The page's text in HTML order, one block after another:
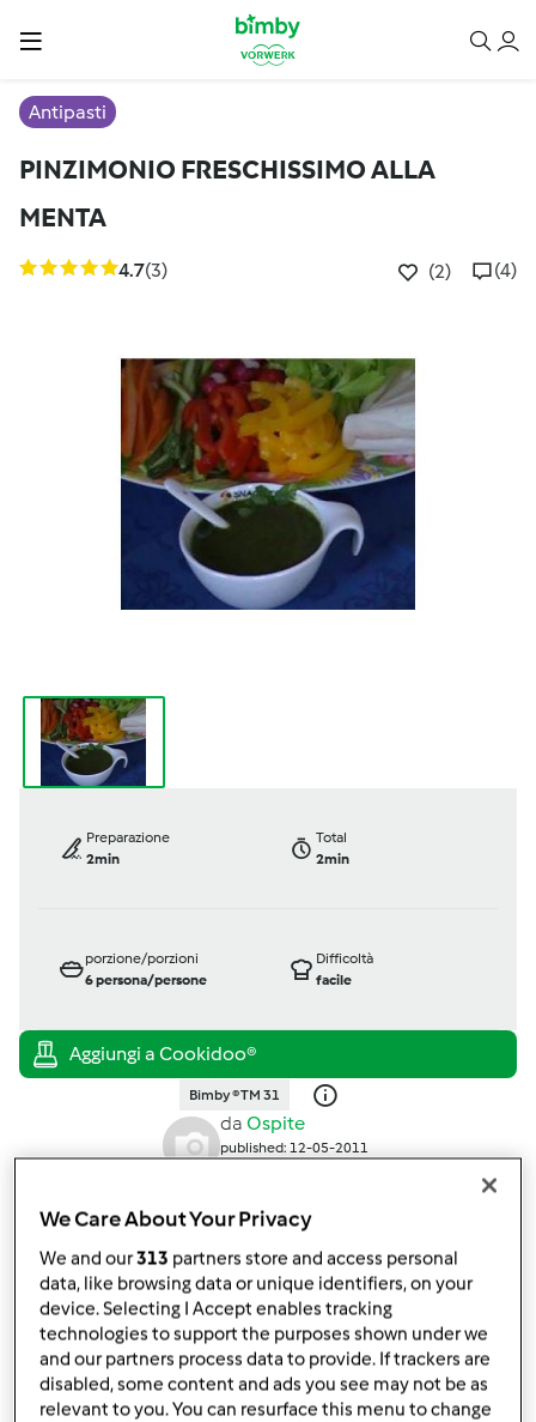
Antipasti
PINZIMONIO FRESCHISSIMO ALLA
MENTA
4.7(3) (2) (4)
Preparazione
2min
Total
2min
porzione/porzioni
6persona/persone
Difficoltà
facile
Bimby ® TM 31
da Ospite
published: 12-05-2011
Aggiungi alle mie raccolte
condividi la ricetta
We Care About Your Privacy
We and our313 partners store and access personal
data, like browsing data or unique identifiers, on your
device. Selecting I Accept enables tracking
technologies to support the purposes shown under we
and our partners process data to provide. If trackers are
disabled, some content and ads you see may not be as
relevant to you. You can resurface this menu to change